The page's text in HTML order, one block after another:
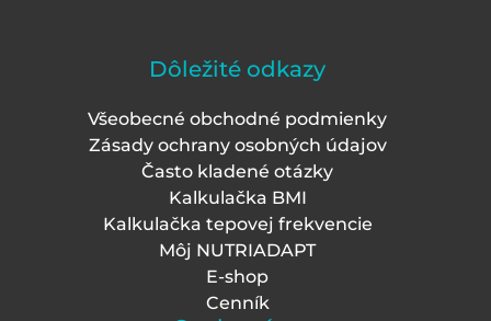
Dôležité odkazy
Všeobecné obchodné podmienky
Zásady ochrany osobných údajov
Často kladené otázky
Kalkulačka BMI
Kalkulačka tepovej frekvencie
Môj NUTRIADAPT
E-shop
Cenník